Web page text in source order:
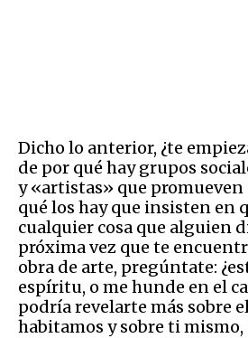
Dicho lo anterior, ¿te
de por qué hay grupos
y «artistas» que promueven
qué los hay que insisten en
cualquier cosa que alguien
próxima vez que te
obra de arte, pregúntate:
espíritu, o me hunde en el
podría revelarte más sobre
habitamos y sobre ti mismo,